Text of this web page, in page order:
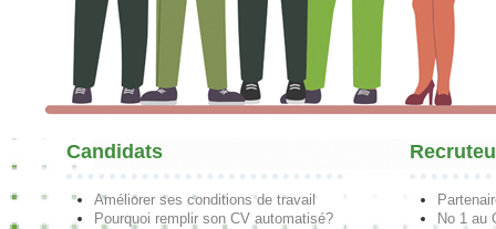
Candidats
Améliorer ses conditions de travail
Pourquoi remplir son CV automatisé?
No 1 au